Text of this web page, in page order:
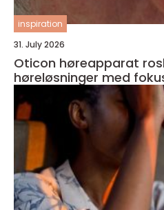
inspiration
31. July 2026
Oticon høreapparat roskilde
høreløsninger med